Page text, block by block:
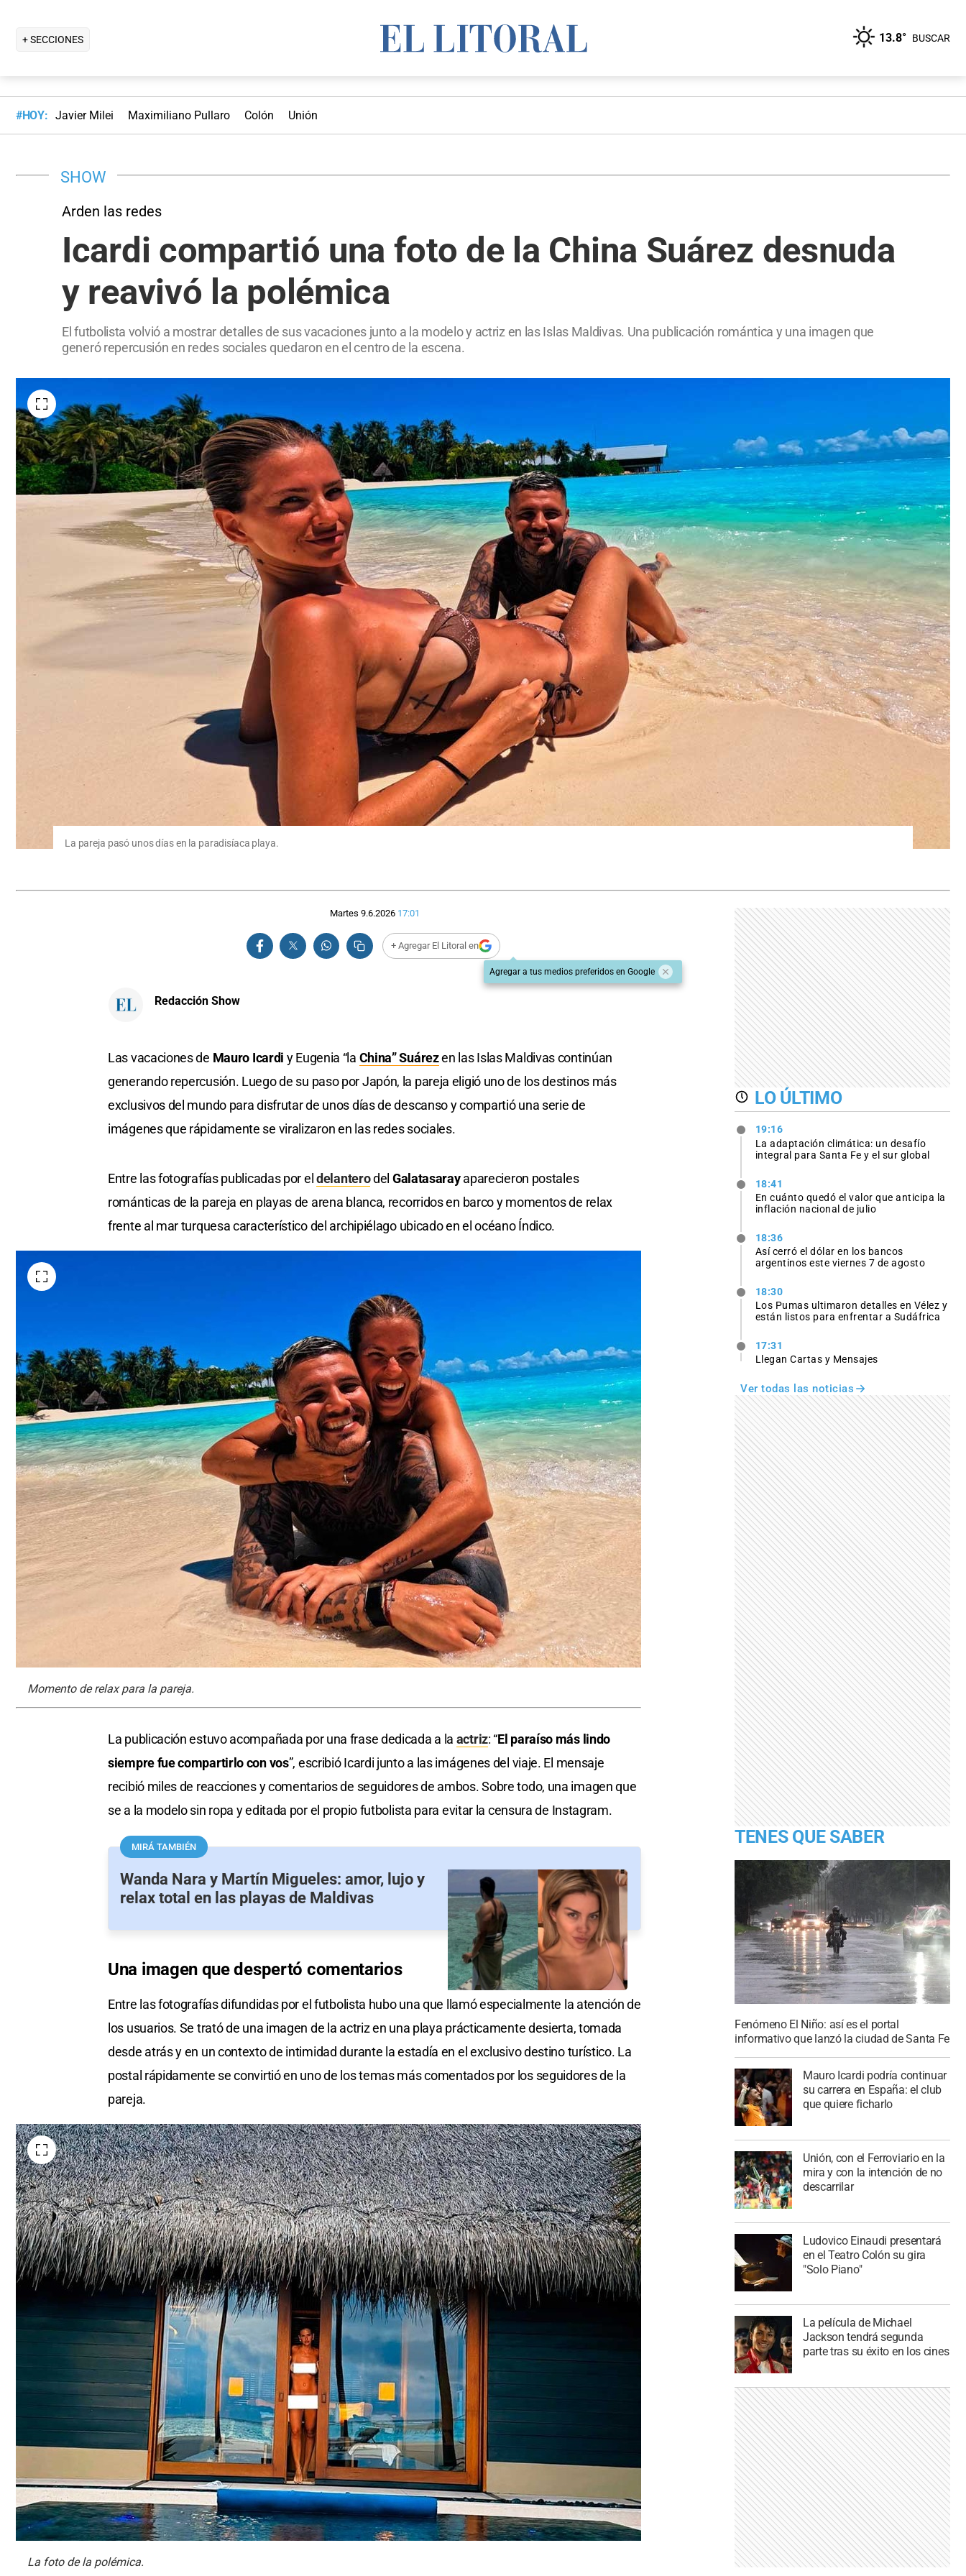
+ SECCIONES 13.8° BUSCAR
#HOY: Javier Milei Maximiliano Pullaro Colón Unión
SHOW
Arden las redes
Icardi compartió una foto de la China Suárez desnuda
y reavivó la polémica
El futbolista volvió a mostrar detalles de sus vacaciones junto a la modelo y actriz en las Islas Maldivas. Una publicación romántica y una imagen que
generó repercusión en redes sociales quedaron en el centro de la escena.
La pareja pasó unos días en la paradisíaca playa.
Martes 9.6.2026 17:01
+ Agregar El Litoral en
Agregar a tus medios preferidos en Google
Redacción Show
Las vacaciones de Mauro Icardi y Eugenia “la China” Suárezen las Islas Maldivas continúan
generando repercusión. Luego de su paso por Japón, la pareja eligió uno de los destinos más
exclusivos del mundo para disfrutar de unos días de descanso y compartió una serie de
imágenes que rápidamente se viralizaron en las redes sociales.
Entre las fotografías publicadas por el delanterodel Galatasarayaparecieron postales
románticas de la pareja en playas de arena blanca, recorridos en barco y momentos de relax
frente al mar turquesa característico del archipiélago ubicado en el océano Índico.
Momento de relax para la pareja.
La publicación estuvo acompañada por una frase dedicada a la actriz: “El paraíso más lindo
siempre fue compartirlo con vos”, escribió Icardi junto a las imágenes del viaje. El mensaje
recibió miles de reacciones y comentarios de seguidores de ambos. Sobre todo, una imagen que
se a la modelo sin ropa y editada por el propio futbolista para evitar la censura de Instagram.
MIRÁ TAMBIÉN
Wanda Nara y Martín Migueles: amor, lujo y
relax total en las playas de Maldivas
Una imagen que despertó comentarios
Entre las fotografías difundidas por el futbolista hubo una que llamó especialmente la atención de
los usuarios. Se trató de una imagen de la actriz en una playa prácticamente desierta, tomada
desde atrás y en un contexto de intimidad durante la estadía en el exclusivo destino turístico. La
postal rápidamente se convirtió en uno de los temas más comentados por los seguidores de la
pareja.
La foto de la polémica.
LO ÚLTIMO
19:16
La adaptación climática: un desafío
integral para Santa Fe y el sur global
18:41
En cuánto quedó el valor que anticipa la
inflación nacional de julio
18:36
Así cerró el dólar en los bancos
argentinos este viernes 7 de agosto
18:30
Los Pumas ultimaron detalles en Vélez y
están listos para enfrentar a Sudáfrica
17:31
Llegan Cartas y Mensajes
Ver todas las noticias
TENES QUE SABER
Fenómeno El Niño: así es el portal
informativo que lanzó la ciudad de Santa Fe
Mauro Icardi podría continuar
su carrera en España: el club
que quiere ficharlo
Unión, con el Ferroviario en la
mira y con la intención de no
descarrilar
Ludovico Einaudi presentará
en el Teatro Colón su gira
"Solo Piano"
La película de Michael
Jackson tendrá segunda
parte tras su éxito en los cines